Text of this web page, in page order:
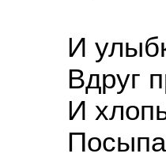
И
Вдруг
И хлопья